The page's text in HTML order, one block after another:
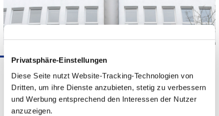
Privatsphäre-Einstellungen
Diese Seite nutzt Website-Tracking-Technologien von
Dritten, um ihre Dienste anzubieten, stetig zu verbessern
und Werbung entsprechend den Interessen der Nutzer
anzuzeigen.
HSM Schumacher GmbH
Zentraler Antrieb unserer Arbeit sind immer Ihre
steuerlichen und wirtschaftlichen Interessen – egal
ob Privatperson, Freiberufler oder Unternehmen.